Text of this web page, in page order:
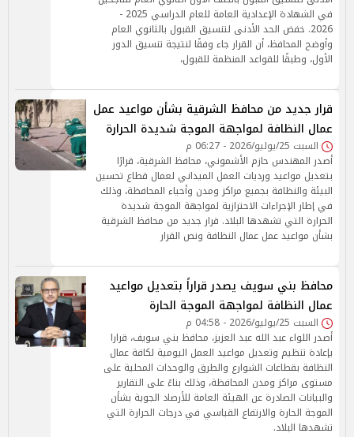
في الشهادة الإعدادية العامة للعام الدراسي 2025 -
2026. خفض الحد الأدنى لتنسيق القبول بالثانوي العام
وأوضح المحافظ، أن القرار جاء وفقًا لنتيجة تنسيق الدور
الأول، وطبقًا للقواعد المنظمة للقبول،
قرار جديد من محافظ الشرقية بشأن مواعيد عمل
عمال النظافة لمواجهة الموجة شديدة الحرارة
السبت 25/يوليو/2026 - 06:27 م
أصدر المهندس حازم الأشموني، محافظ الشرقية، قرارًا
بتعديل مواعيد ورديات العمل الميداني لعمال قطاع تحسين
البيئة والنظافة بجميع مراكز ومدن وأحياء المحافظة، وذلك
في إطار الإجراءات الاحترازية لمواجهة الموجة شديدة
الحرارة التي تشهدها البلاد. قرار جديد من محافظ الشرقية
بشأن مواعيد عمل عمال النظافة ونص القرار
محافظ بني سويف يصدر قراراً بتعديل مواعيد
عمال النظافة لمواجهة الموجة الحارة
السبت 25/يوليو/2026 - 04:58 م
أصدر اللواء عبد الله عبد العزيز، محافظ بني سويف، قرارا
بإعادة تنظيم وتعديل مواعيد العمل اليومية لكافة عمال
النظافة بقطاعات الشوارع والطرق والوحدات المحلية على
مستوى مراكز ومدن المحافظة، وذلك بناءً على التقارير
والبيانات الصادرة عن الهيئة العامة للأرصاد الجوية بشأن
الموجة الحارة والارتفاع القياسي في درجات الحرارة التي
تشهدها البلاد.